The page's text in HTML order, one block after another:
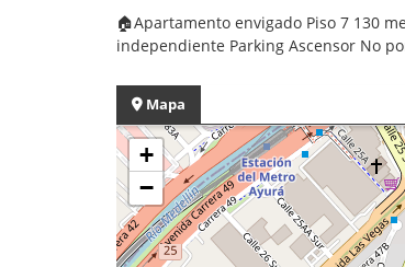
🏠Apartamento envigado Piso 7 130
independiente Parking Ascensor No
Mapa
+
−